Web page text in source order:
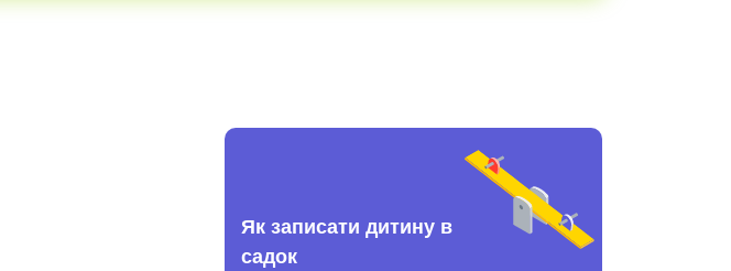
Як записати дитину в
садок